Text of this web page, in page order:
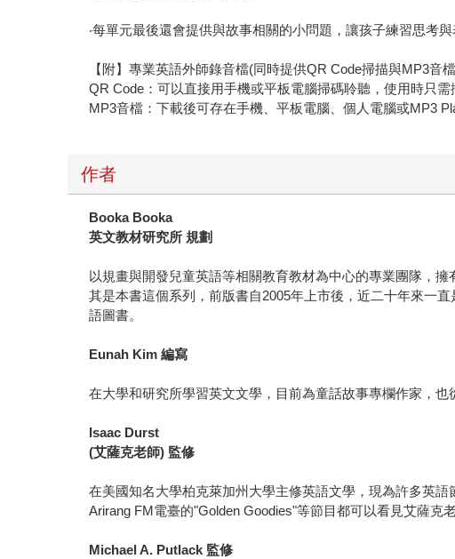
‧每單元最後還會提供與故事相關的小問題，讓孩子練習思考
【附】專業英語外師錄音檔(同時提供QR Code掃描與MP3音
QR Code：可以直接用手機或平板電腦掃碼聆聽，使用時只需
MP3音檔：下載後可存在手機、平板電腦、個人電腦或MP3
作者
Booka Booka
英文教材研究所 規劃
以規畫與開發兒童英語等相關教育教材為中心的專業團隊，
其是本書這個系列，前版書自2005年上市後，近二十年來一
語圖書。
Eunah Kim 編寫
在大學和研究所學習英文文學，目前為童話故事專欄作家，
Isaac Durst
(艾薩克老師) 監修
在美國知名大學柏克萊加州大學主修英語文學，現為許多英
Arirang FM電臺的"Golden Goodies"等節目都可以看見艾薩克
Michael A. Putlack 監修